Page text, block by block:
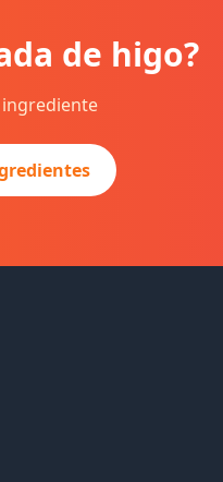
de higo?
ingrediente